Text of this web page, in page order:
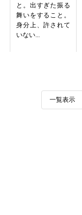
と。出すぎた振る
舞いをすること。
身分上、許されて
いない...
一覧表示